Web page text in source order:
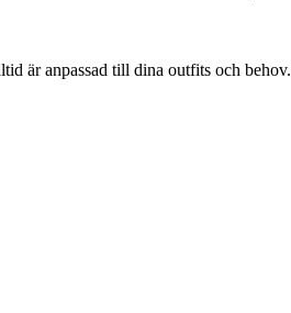
är anpassad till dina outfits och behov.